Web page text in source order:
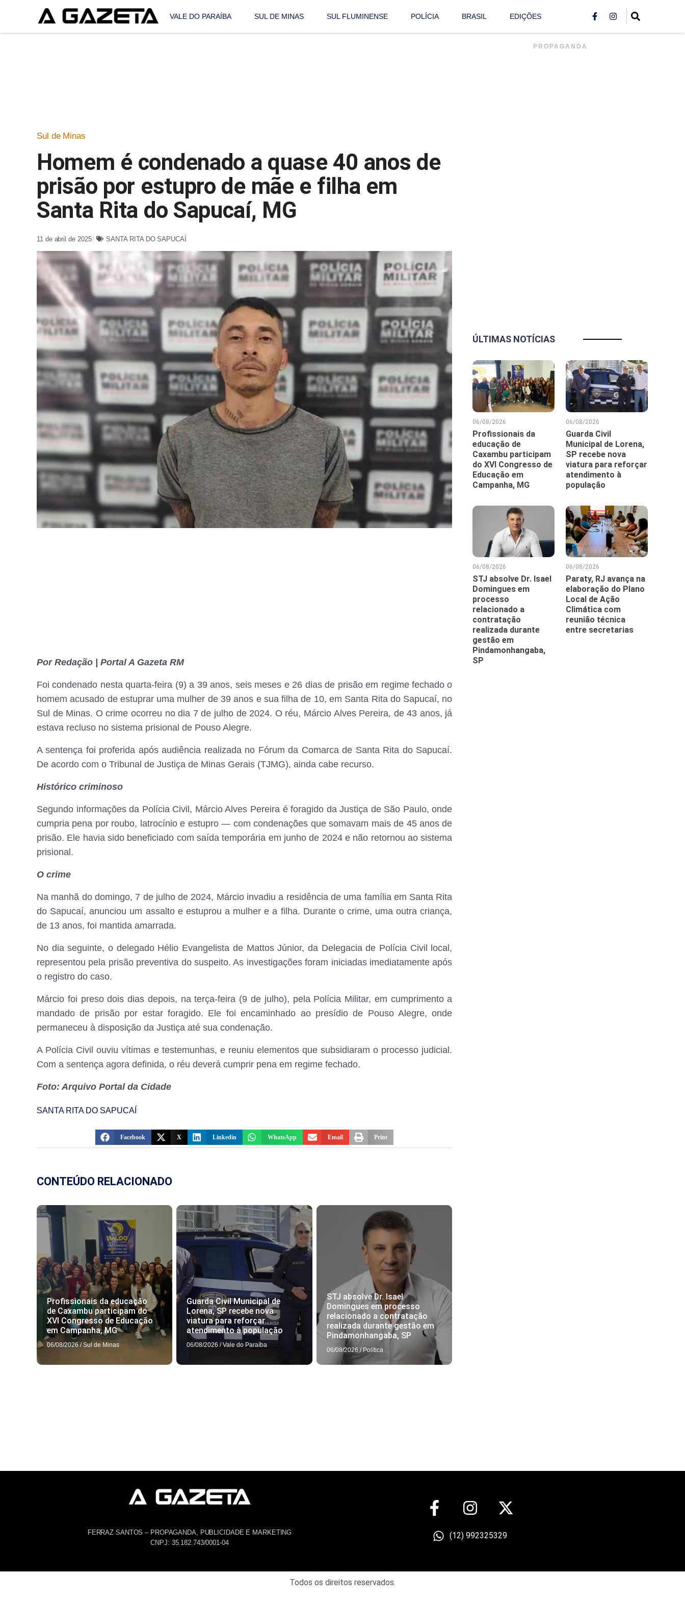
VALE DO PARAÍBA SUL DE MINAS SUL FLUMINENSE POLÍCIA BRASIL EDIÇÕES
Sul de Minas
Homem é condenado a quase 40 anos de
prisão por estupro de mãe e filha em
Santa Rita do Sapucaí, MG
11 de abril de 2025 SANTA RITA DO SAPUCAÍ
Por Redação | Portal A Gazeta RM
Foi condenado nesta quarta-feira (9) a 39 anos, seis meses e 26 dias de prisão em regime fechado o
homem acusado de estuprar uma mulher de 39 anos e sua filha de 10, em Santa Rita do Sapucaí, no
Sul de Minas. O crime ocorreu no dia 7 de julho de 2024. O réu, Márcio Alves Pereira, de 43 anos, já
estava recluso no sistema prisional de Pouso Alegre.
A sentença foi proferida após audiência realizada no Fórum da Comarca de Santa Rita do Sapucaí.
De acordo com o Tribunal de Justiça de Minas Gerais (TJMG), ainda cabe recurso.
Histórico criminoso
Segundo informações da Polícia Civil, Márcio Alves Pereira é foragido da Justiça de São Paulo, onde
cumpria pena por roubo, latrocínio e estupro — com condenações que somavam mais de 45 anos de
prisão. Ele havia sido beneficiado com saída temporária em junho de 2024 e não retornou ao sistema
prisional.
O crime
Na manhã do domingo, 7 de julho de 2024, Márcio invadiu a residência de uma família em Santa Rita
do Sapucaí, anunciou um assalto e estuprou a mulher e a filha. Durante o crime, uma outra criança,
de 13 anos, foi mantida amarrada.
No dia seguinte, o delegado Hélio Evangelista de Mattos Júnior, da Delegacia de Polícia Civil local,
representou pela prisão preventiva do suspeito. As investigações foram iniciadas imediatamente após
o registro do caso.
Márcio foi preso dois dias depois, na terça-feira (9 de julho), pela Polícia Militar, em cumprimento a
mandado de prisão por estar foragido. Ele foi encaminhado ao presídio de Pouso Alegre, onde
permaneceu à disposição da Justiça até sua condenação.
A Polícia Civil ouviu vítimas e testemunhas, e reuniu elementos que subsidiaram o processo judicial.
Com a sentença agora definida, o réu deverá cumprir pena em regime fechado.
Foto: Arquivo Portal da Cidade
SANTA RITA DO SAPUCAÍ
Facebook X Linkedin WhatsApp Email Print
CONTEÚDO RELACIONADO
Profissionais da educação
de Caxambu participam do
XVI Congresso de Educação
em Campanha, MG
06/08/2026 / Sul de Minas
Guarda Civil Municipal de
Lorena, SP recebe nova
viatura para reforçar
atendimento à população
06/08/2026 / Vale do Paraíba
STJ absolve Dr. Isael
Domingues em processo
relacionado a contratação
realizada durante gestão em
Pindamonhangaba, SP
06/08/2026 / Política
PROPAGANDA
ÚLTIMAS NOTÍCIAS
06/08/2026
Profissionais da
educação de
Caxambu participam
do XVI Congresso de
Educação em
Campanha, MG
06/08/2026
Guarda Civil
Municipal de Lorena,
SP recebe nova
viatura para reforçar
atendimento à
população
06/08/2026
STJ absolve Dr. Isael
Domingues em
processo
relacionado a
contratação
realizada durante
gestão em
Pindamonhangaba,
SP
06/08/2026
Paraty, RJ avança na
elaboração do Plano
Local de Ação
Climática com
reunião técnica
entre secretarias
FERRAZ SANTOS – PROPAGANDA, PUBLICIDADE E MARKETING
CNPJ: 35.182.743/0001-04
(12) 992325329
Todos os direitos reservados.